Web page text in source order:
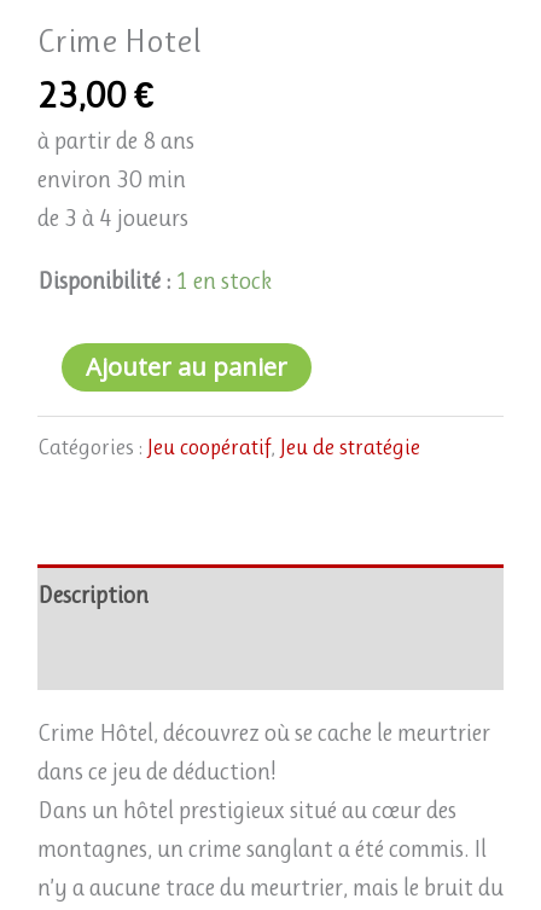
Crime Hotel
23,00€
à partir de 8 ans
environ 30 min
de 3 à 4 joueurs
Disponibilité : 1 en stock
Ajouter au panier
Catégories : Jeu coopératif, Jeu de stratégie
Description
Crime Hôtel, découvrez où se cache le meurtrier
dans ce jeu de déduction!
Dans un hôtel prestigieux situé au cœur des
montagnes, un crime sanglant a été commis. Il
n’y a aucune trace du meurtrier, mais le bruit du